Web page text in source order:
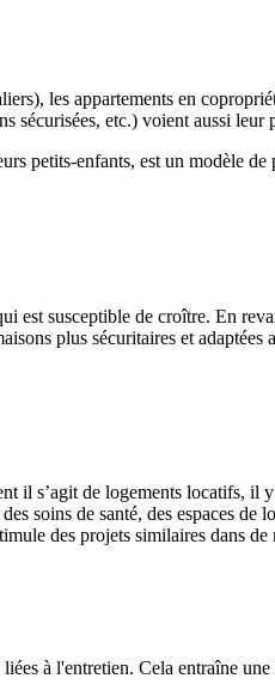
les appartements en
sécurisées, etc.) voient aussi leur
petits-enfants, est un modèle
est susceptible de croître. En
plus sécuritaires et
il s’agit de logements locatifs, il
soins de santé, des espaces de
des projets similaires dans
à l'entretien. Cela entraîne